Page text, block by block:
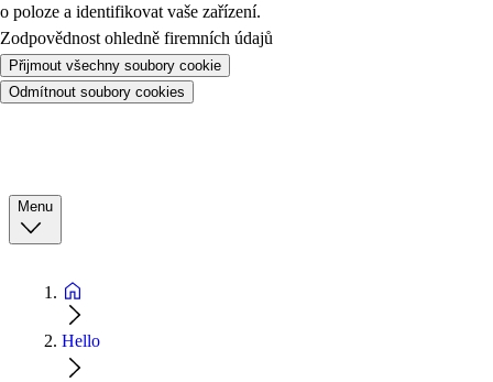
o poloze a identifikovat vaše zařízení.
Zodpovědnost ohledně firemních údajů
Přijmout všechny soubory cookie
Odmítnout soubory cookies
Menu
Hello